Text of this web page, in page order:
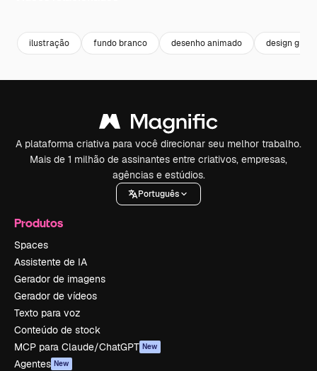
ilustração fundo branco desenho animado design
A plataforma criativa para você direcionar seu melhor trabalho.
Mais de 1 milhão de assinantes entre criativos, empresas,
agências e estúdios.
Português
Produtos
Spaces
Assistente de IA
Gerador de imagens
Gerador de vídeos
Texto para voz
Conteúdo de stock
MCP para Claude/ChatGPT New
Agentes New